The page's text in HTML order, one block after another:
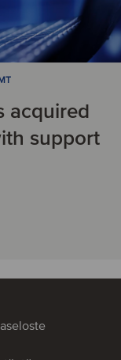
acquired
support